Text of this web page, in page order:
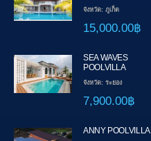
จังหวัด: ภูเก็ต
15,000.00฿
SEA WAVES
POOLVILLA
จังหวัด: ระยอง
7,900.00฿
ANNY POOLVILLA